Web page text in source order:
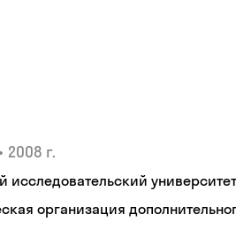
• 2008 г.
университет
организация